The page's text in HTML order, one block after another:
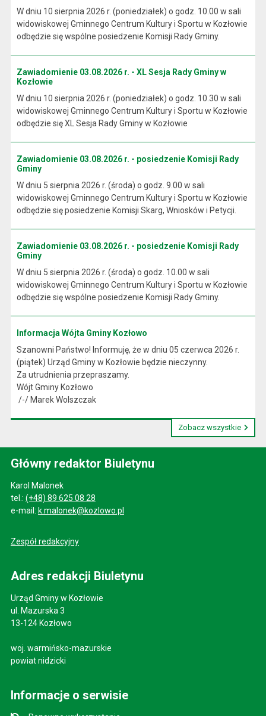
W dniu 10 sierpnia 2026 r. (poniedziałek) o godz. 10.00 w sali
widowiskowej Gminnego Centrum Kultury i Sportu w Kozłowie
odbędzie się wspólne posiedzenie Komisji Rady Gminy.
Zawiadomienie 03.08.2026 r. - XL Sesja Rady Gminy w
Kozłowie
W dniu 10 sierpnia 2026 r. (poniedziałek) o godz. 10.30 w sali
widowiskowej Gminnego Centrum Kultury i Sportu w Kozłowie
odbędzie się XL Sesja Rady Gminy w Kozłowie
Zawiadomienie 03.08.2026 r. - posiedzenie Komisji Rady
Gminy
W dniu 5 sierpnia 2026 r. (środa) o godz. 9.00 w sali
widowiskowej Gminnego Centrum Kultury i Sportu w Kozłowie
odbędzie się posiedzenie Komisji Skarg, Wniosków i Petycji.
Zawiadomienie 03.08.2026 r. - posiedzenie Komisji Rady
Gminy
W dniu 5 sierpnia 2026 r. (środa) o godz. 10.00 w sali
widowiskowej Gminnego Centrum Kultury i Sportu w Kozłowie
odbędzie się wspólne posiedzenie Komisji Rady Gminy.
Informacja Wójta Gminy Kozłowo
Szanowni Państwo! Informuję, że w dniu 05 czerwca 2026 r.
(piątek) Urząd Gminy w Kozłowie będzie nieczynny.
Za utrudnienia przepraszamy.
Wójt Gminy Kozłowo
/-/ Marek Wolszczak
Zobacz wszystkie
Główny redaktor Biuletynu
Karol Malonek
tel.: (+48) 89 625 08 28
e-mail: k.malonek@kozlowo.pl
Zespół redakcyjny
Adres redakcji Biuletynu
Urząd Gminy w Kozłowie
ul. Mazurska 3
13-124 Kozłowo
woj. warmińsko-mazurskie
powiat nidzicki
Informacje o serwisie